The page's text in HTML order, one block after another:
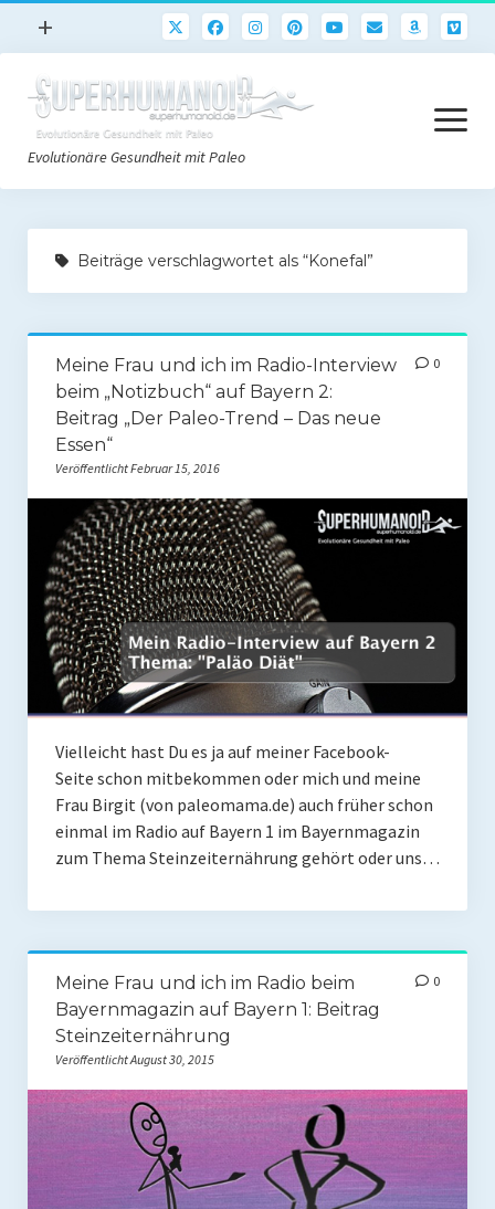
Menü
öffnen
+
Paleo
Rezepte
Sport
Gehirn
Freeletics
Podcast
English
Evolutionäre Gesundheit mit Paleo
Menü
öffnen
Paleo Start
Paleo Grundlagen 2.0
Einkaufsliste
Paleo-Einkaufsliste.de
Coaching
Shop
Paleo Ziel
Abnehmen mit Paleo
Zunehmen mit Paleo
Paleo Fitness
Freeletics
Rezepte
Brainfood
Fermente
Fisch & Meeresfrüchte
Fleisch und Geflügel
Beiträge verschlagwortet als “Konefal”
Meine Frau und ich im Radio-Interview
beim „Notizbuch“ auf Bayern 2:
Beitrag „Der Paleo-Trend – Das neue
Essen“
Veröffentlicht Februar 15, 2016
0
Vielleicht hast Du es ja auf meiner Facebook-
Seite schon mitbekommen oder mich und meine
Frau Birgit (von paleomama.de) auch früher schon
einmal im Radio auf Bayern 1 im Bayernmagazin
zum Thema Steinzeiternährung gehört oder uns…
Meine Frau und ich im Radio beim
Bayernmagazin auf Bayern 1: Beitrag
Steinzeiternährung
Veröffentlicht August 30, 2015
0